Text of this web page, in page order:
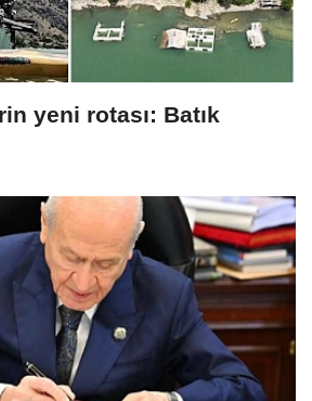
yeni rotası: Batık